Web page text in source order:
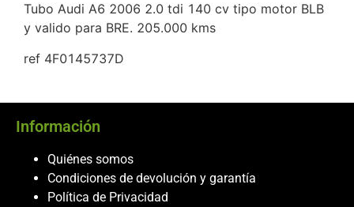
Tubo Audi A6 2006 2.0 tdi 140 cv tipo motor BLB
y valido para BRE. 205.000 kms
ref 4F0145737D
Información
Quiénes somos
Condiciones de devolución y garantía
Política de Privacidad